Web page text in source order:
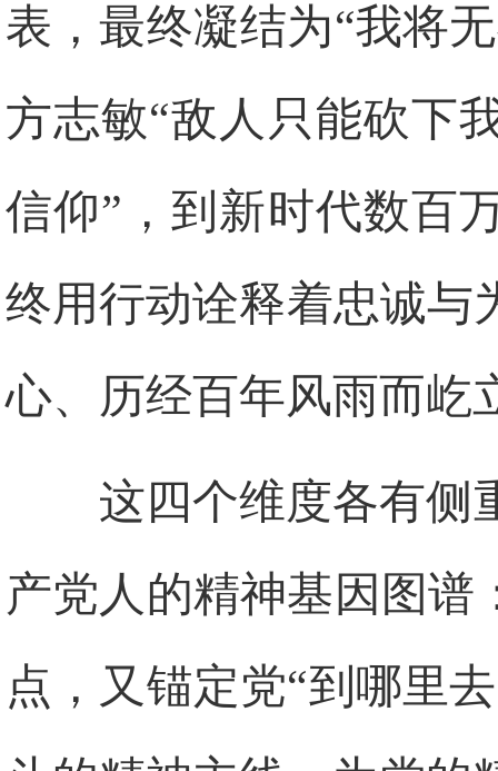
表，最终凝结为“我将
方志敏“敌人只能砍下
信仰”，到新时代数百
终用行动诠释着忠诚与
心、历经百年风雨而屹
这四个维度各有侧
产党人的精神基因图谱
点，又锚定党“到哪里